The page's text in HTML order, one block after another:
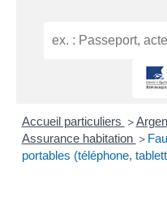
Accueil particuliers >
Assurance habitation >
portables (téléphone,